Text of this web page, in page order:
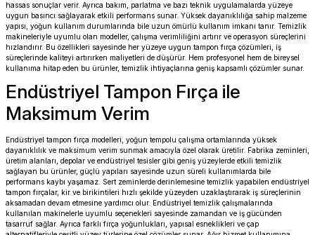
hassas sonuçlar verir. Ayrıca bakım, parlatma ve bazı teknik uygulamalarda yüzeye
uygun basıncı sağlayarak etkili performans sunar. Yüksek dayanıklılığa sahip malzeme
yapısı, yoğun kullanım durumlarında bile uzun ömürlü kullanım imkanı tanır. Temizlik
makineleriyle uyumlu olan modeller, çalışma verimliliğini artırır ve operasyon süreçlerini
hızlandırır. Bu özellikleri sayesinde her yüzeye uygun tampon fırça çözümleri, iş
süreçlerinde kaliteyi artırırken maliyetleri de düşürür. Hem profesyonel hem de bireysel
kullanıma hitap eden bu ürünler, temizlik ihtiyaçlarına geniş kapsamlı çözümler sunar.
Endüstriyel Tampon Fırça ile
Maksimum Verim
Endüstriyel tampon fırça modelleri, yoğun tempolu çalışma ortamlarında yüksek
dayanıklılık ve maksimum verim sunmak amacıyla özel olarak üretilir. Fabrika zeminleri,
üretim alanları, depolar ve endüstriyel tesisler gibi geniş yüzeylerde etkili temizlik
sağlayan bu ürünler, güçlü yapıları sayesinde uzun süreli kullanımlarda bile
performans kaybı yaşamaz. Sert zeminlerde derinlemesine temizlik yapabilen endüstriyel
tampon fırçalar, kir ve birikintileri hızlı şekilde yüzeyden uzaklaştırarak iş süreçlerinin
aksamadan devam etmesine yardımcı olur. Endüstriyel temizlik çalışmalarında
kullanılan makinelerle uyumlu seçenekleri sayesinde zamandan ve iş gücünden
tasarruf sağlar. Ayrıca farklı fırça yoğunlukları, yapısal esneklikleri ve çap